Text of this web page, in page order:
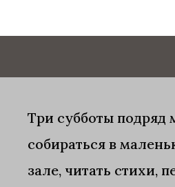
Три субботы подряд
собираться в
зале, читать стихи,